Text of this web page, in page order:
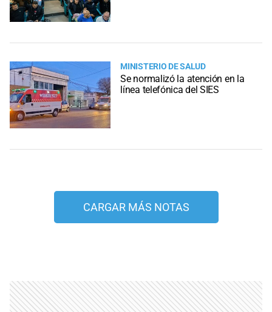
MINISTERIO DE SALUD
Se normalizó la atención en la
línea telefónica del SIES
CARGAR MÁS NOTAS